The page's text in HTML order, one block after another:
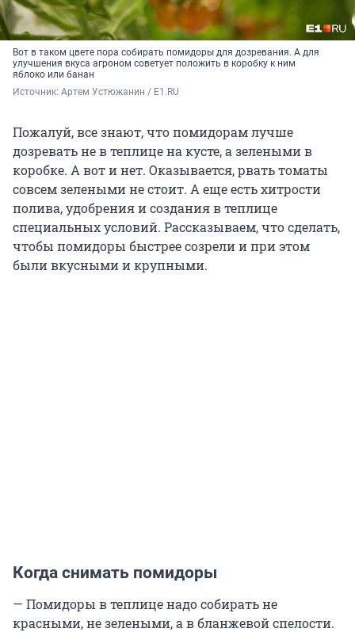
Вот в таком цвете пора собирать помидоры для дозревания. А для
улучшения вкуса агроном советует положить в коробку к ним
яблоко или банан
Источник: Артем Устюжанин / Е1.RU
Пожалуй, все знают, что помидорам лучше
дозревать не в теплице на кусте, а зелеными в
коробке. А вот и нет. Оказывается, рвать томаты
совсем зелеными не стоит. А еще есть хитрости
полива, удобрения и создания в теплице
специальных условий. Рассказываем, что сделать,
чтобы помидоры быстрее созрели и при этом
были вкусными и крупными.
Когда снимать помидоры
— Помидоры в теплице надо собирать не
красными, не зелеными, а в бланжевой спелости.